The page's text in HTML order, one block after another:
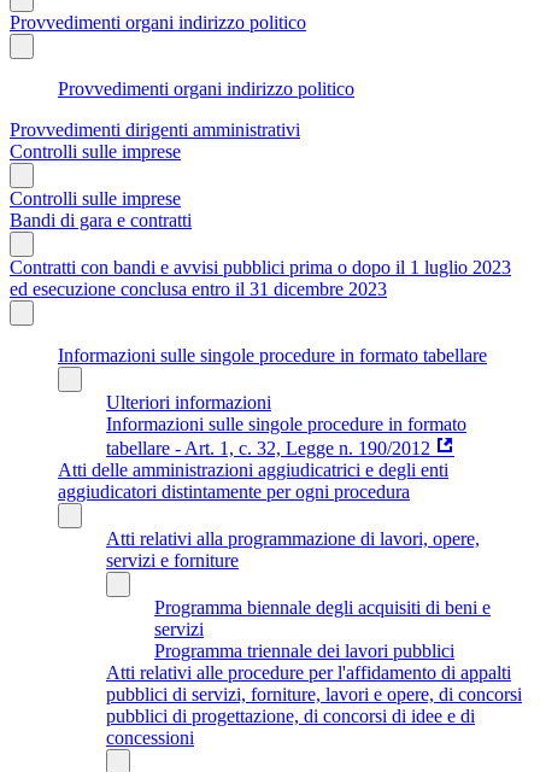
Provvedimenti organi indirizzo politico
Provvedimenti organi indirizzo politico
Provvedimenti dirigenti amministrativi
Controlli sulle imprese
Controlli sulle imprese
Bandi di gara e contratti
Contratti con bandi e avvisi pubblici prima o dopo il 1 luglio 2023
ed esecuzione conclusa entro il 31 dicembre 2023
Informazioni sulle singole procedure in formato tabellare
Ulteriori informazioni
Informazioni sulle singole procedure in formato
tabellare - Art. 1, c. 32, Legge n. 190/2012
Atti delle amministrazioni aggiudicatrici e degli enti
aggiudicatori distintamente per ogni procedura
Atti relativi alla programmazione di lavori, opere,
servizi e forniture
Programma biennale degli acquisiti di beni e
servizi
Programma triennale dei lavori pubblici
Atti relativi alle procedure per l'affidamento di appalti
pubblici di servizi, forniture, lavori e opere, di concorsi
pubblici di progettazione, di concorsi di idee e di
concessioni